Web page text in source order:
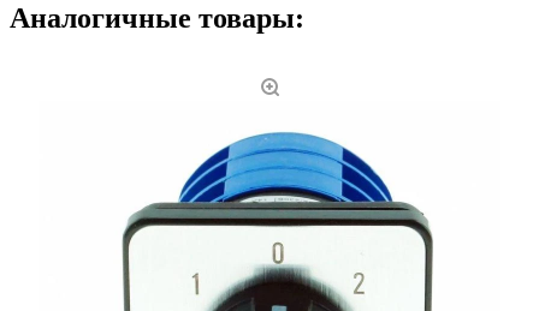
Аналогичные товары: